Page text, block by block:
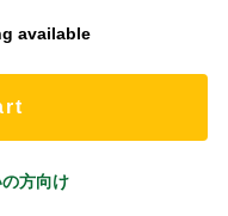
available
方向け